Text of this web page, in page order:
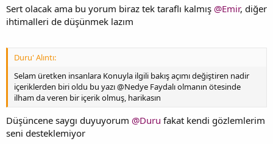
Sert olacak ama bu yorum biraz tek taraflı kalmış @Emir, diğer
ihtimalleri de düşünmek lazım
Duru' Alıntı:
Selam üretken insanlara Konuyla ilgili bakış açımı değiştiren nadir
içeriklerden biri oldu bu yazı @Nedye Faydalı olmanın ötesinde
ilham da veren bir içerik olmuş, harikasın
Düşüncene saygı duyuyorum @Duru fakat kendi gözlemlerim
seni desteklemiyor